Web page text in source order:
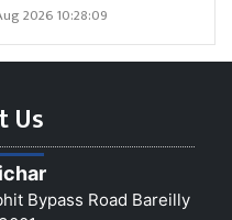
2026 10:28:09
Us
Bypass Road Bareilly